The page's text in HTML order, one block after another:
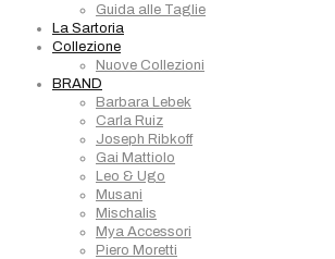
Guida alle Taglie
La Sartoria
Collezione
Nuove Collezioni
BRAND
Barbara Lebek
Carla Ruiz
Joseph Ribkoff
Gai Mattiolo
Leo & Ugo
Musani
Mischalis
Mya Accessori
Piero Moretti